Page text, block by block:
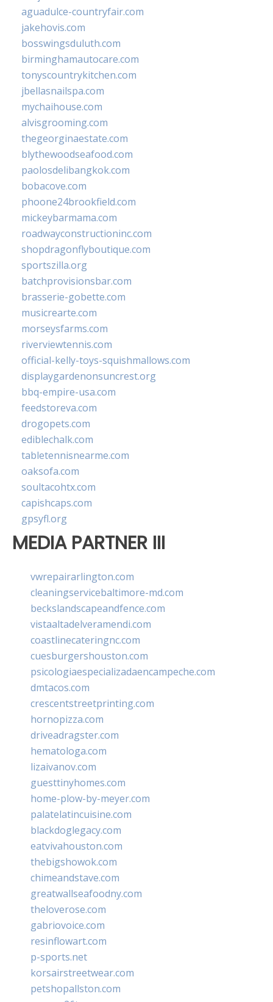
aguadulce-countryfair.com
jakehovis.com
bosswingsduluth.com
birminghamautocare.com
tonyscountrykitchen.com
jbellasnailspa.com
mychaihouse.com
alvisgrooming.com
thegeorginaestate.com
blythewoodseafood.com
paolosdelibangkok.com
bobacove.com
phoone24brookfield.com
mickeybarmama.com
roadwayconstructioninc.com
shopdragonflyboutique.com
sportszilla.org
batchprovisionsbar.com
brasserie-gobette.com
musicrearte.com
morseysfarms.com
riverviewtennis.com
official-kelly-toys-squishmallows.com
displaygardenonsuncrest.org
bbq-empire-usa.com
feedstoreva.com
drogopets.com
ediblechalk.com
tabletennisnearme.com
oaksofa.com
soultacohtx.com
capishcaps.com
gpsyfl.org
MEDIA PARTNER III
vwrepairarlington.com
cleaningservicebaltimore-md.com
beckslandscapeandfence.com
vistaaltadelveramendi.com
coastlinecateringnc.com
cuesburgershouston.com
psicologiaespecializadaencampeche.com
dmtacos.com
crescentstreetprinting.com
hornopizza.com
driveadragster.com
hematologa.com
lizaivanov.com
guesttinyhomes.com
home-plow-by-meyer.com
palatelatincuisine.com
blackdoglegacy.com
eatvivahouston.com
thebigshowok.com
chimeandstave.com
greatwallseafoodny.com
theloverose.com
gabriovoice.com
resinflowart.com
p-sports.net
korsairstreetwear.com
petshopallston.com